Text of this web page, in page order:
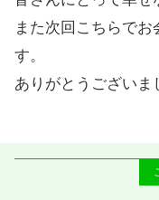
また次回こちらでお
す。
ありがとうございま